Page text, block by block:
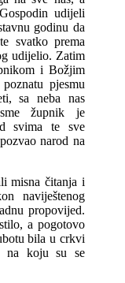
udijeli
godinu da
svatko prema
udijelio. Zatim
i Božjim
pjesmu
sa neba nas
župnik je
svima te sve
narod na
misna čitanja i
naviještenog
propovijed.
a pogotovo
bila u crkvi
na koju su se